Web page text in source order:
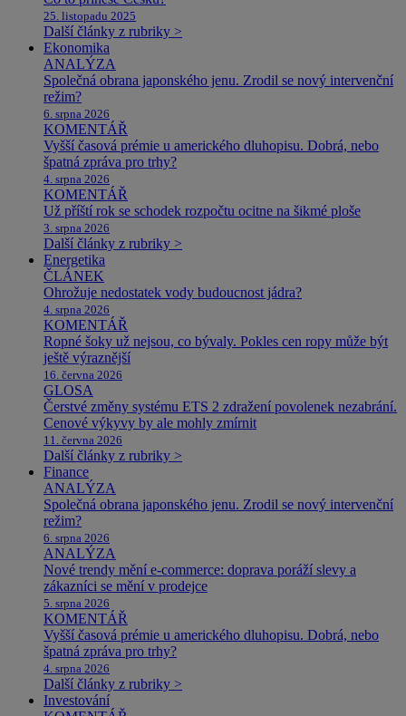
25. listopadu 2025
Další články z rubriky >
Ekonomika
ANALÝZA
Společná obrana japonského jenu. Zrodil se nový intervenční
režim?
6. srpna 2026
KOMENTÁŘ
Vyšší časová prémie u amerického dluhopisu. Dobrá, nebo
špatná zpráva pro trhy?
4. srpna 2026
KOMENTÁŘ
Už příští rok se schodek rozpočtu ocitne na šikmé ploše
3. srpna 2026
Další články z rubriky >
Energetika
ČLÁNEK
Ohrožuje nedostatek vody budoucnost jádra?
4. srpna 2026
KOMENTÁŘ
Ropné šoky už nejsou, co bývaly. Pokles cen ropy může být
ještě výraznější
16. června 2026
GLOSA
Čerstvé změny systému ETS 2 zdražení povolenek nezabrání.
Cenové výkyvy by ale mohly zmírnit
11. června 2026
Další články z rubriky >
Finance
ANALÝZA
Společná obrana japonského jenu. Zrodil se nový intervenční
režim?
6. srpna 2026
ANALÝZA
Nové trendy mění e-commerce: doprava poráží slevy a
zákazníci se mění v prodejce
5. srpna 2026
KOMENTÁŘ
Vyšší časová prémie u amerického dluhopisu. Dobrá, nebo
špatná zpráva pro trhy?
4. srpna 2026
Další články z rubriky >
Investování